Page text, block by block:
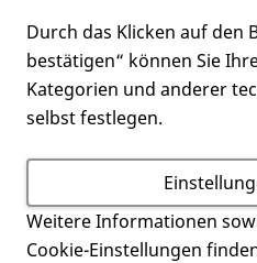
Botenstoffe, die Reize
an andere Zellen
modulieren.
Durch das Klicken auf den
bestätigen“ können Sie
Kategorien und anderer
selbst festlegen.
Weitere Informationen
Cookie-Einstellungen